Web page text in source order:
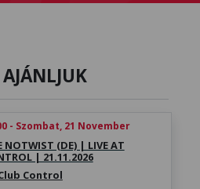
- Szombat, 21 November
NOTWIST (DE) | LIVE AT
| 21.11.2026
Control